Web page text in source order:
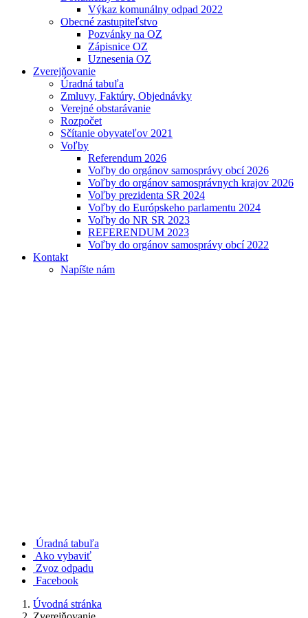
Výkaz komunálny odpad 2022
Obecné zastupiteľstvo
Pozvánky na OZ
Zápisnice OZ
Uznesenia OZ
Zverejňovanie
Úradná tabuľa
Zmluvy, Faktúry, Objednávky
Verejné obstarávanie
Rozpočet
Sčítanie obyvateľov 2021
Voľby
Referendum 2026
Voľby do orgánov samosprávy obcí 2026
Voľby do orgánov samosprávnych krajov 2026
Voľby prezidenta SR 2024
Voľby do Európskeho parlamentu 2024
Voľby do NR SR 2023
REFERENDUM 2023
Voľby do orgánov samosprávy obcí 2022
Kontakt
Napíšte nám
Úradná tabuľa
Ako vybaviť
Zvoz odpadu
Facebook
Úvodná stránka